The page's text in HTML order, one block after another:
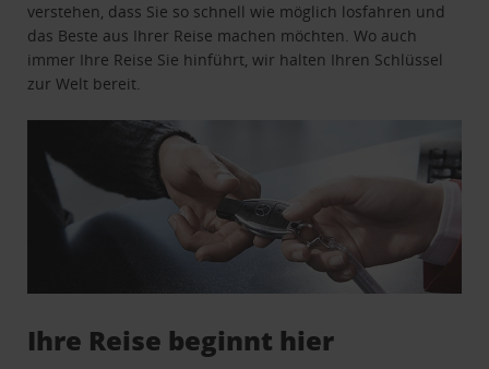
verstehen, dass Sie so schnell wie möglich losfahren und
das Beste aus Ihrer Reise machen möchten. Wo auch
immer Ihre Reise Sie hinführt, wir halten Ihren Schlüssel
zur Welt bereit.
Ihre Reise beginnt hier